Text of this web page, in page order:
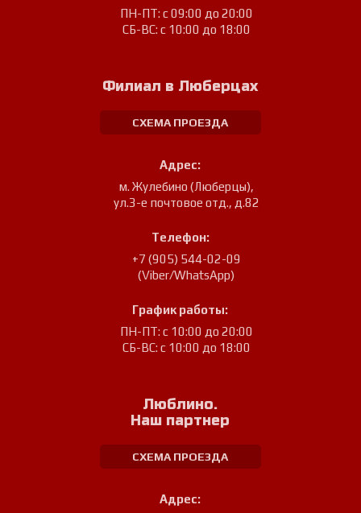
ПН-ПТ: с 09:00 до 20:00
СБ-ВС: с 10:00 до 18:00
Филиал в Люберцах
СХЕМА ПРОЕЗДА
Адрес:
м. Жулебино (Люберцы),
ул.3-е почтовое отд., д.82
Телефон:
+7 (905) 544-02-09
(Viber/WhatsApp)
График работы:
ПН-ПТ: с 10:00 до 20:00
СБ-ВС: с 10:00 до 18:00
Люблино.
Наш партнер
СХЕМА ПРОЕЗДА
Адрес: